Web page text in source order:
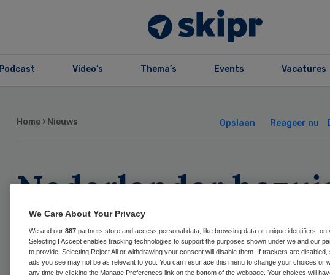
Podcast Video’s Thema’s Events Vacatures
Home › Nieuws Opslaan Reageer nu
Nederlander
op tandartsbezoek
We Care About Your Privacy
We and our 887 partners store and access personal data, like browsing data or unique identifiers, on
Selecting I Accept enables tracking technologies to support the purposes shown under we and our
to provide. Selecting Reject All or withdrawing your consent will disable them. If trackers are
ads you see may not be as relevant to you. You can resurface this menu to change your choices or
any time by clicking the Manage Preferences link on the bottom of the webpage. Your choices will